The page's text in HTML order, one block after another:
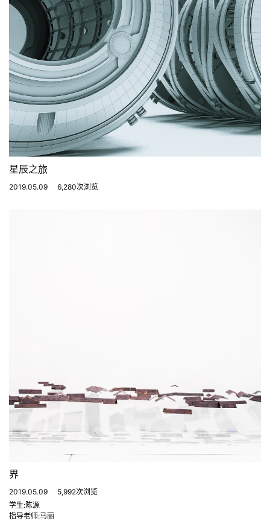
星辰之旅
2019.05.09 6,280次浏览
界
2019.05.09
5,992次浏览
学生:陈源
指导老师:马丽